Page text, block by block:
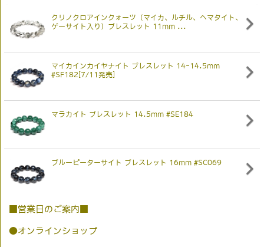
クリノクロアインクォーツ（マイカ、ルチル、ヘマタイト、
ゲーサイト入り）ブレスレット 11mm ...
マイカインカイヤナイト ブレスレット 14-14.5mm
#SF182[7/11発売]
マラカイト ブレスレット 14.5mm #SE184
ブルーピーターサイト ブレスレット 16mm #SC069
■営業日のご案内■
●オンラインショップ